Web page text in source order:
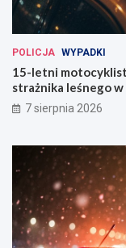
POLICJA WYPADKI
15-letni
strażnika leśnego w
7 sierpnia 2026